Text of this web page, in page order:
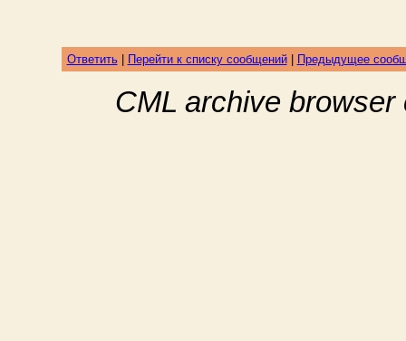
Ответить| Перейти к списку сообщений| Предыдущее
CML archive